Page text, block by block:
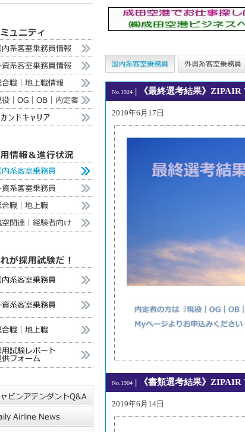
No.1924 | 《最終選考結果》ZIPAIR
2019年6月17日
No.1904 | 《書類選考結果》ZIPAIR
2019年6月14日